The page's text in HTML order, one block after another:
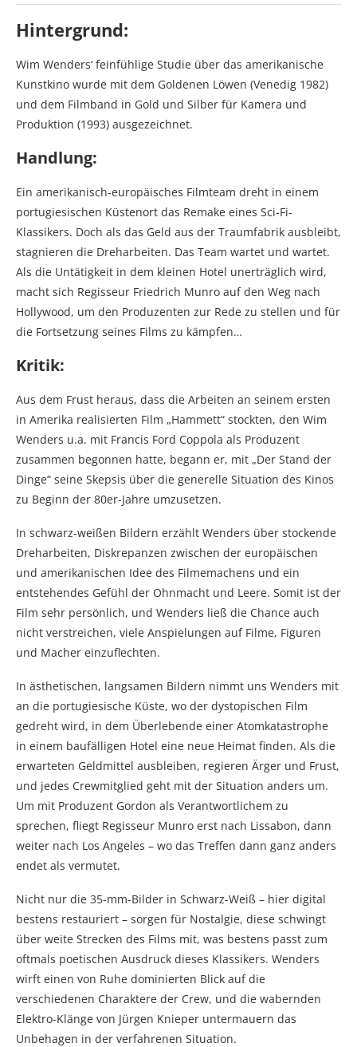
Hintergrund:
Wim Wenders‘ feinfühlige Studie über das amerikanische
Kunstkino wurde mit dem Goldenen Löwen (Venedig 1982)
und dem Filmband in Gold und Silber für Kamera und
Produktion (1993) ausgezeichnet.
Handlung:
Ein amerikanisch-europäisches Filmteam dreht in einem
portugiesischen Küstenort das Remake eines Sci-Fi-
Klassikers. Doch als das Geld aus der Traumfabrik ausbleibt,
stagnieren die Dreharbeiten. Das Team wartet und wartet.
Als die Untätigkeit in dem kleinen Hotel unerträglich wird,
macht sich Regisseur Friedrich Munro auf den Weg nach
Hollywood, um den Produzenten zur Rede zu stellen und für
die Fortsetzung seines Films zu kämpfen…
Kritik:
Aus dem Frust heraus, dass die Arbeiten an seinem ersten
in Amerika realisierten Film „Hammett“ stockten, den Wim
Wenders u.a. mit Francis Ford Coppola als Produzent
zusammen begonnen hatte, begann er, mit „Der Stand der
Dinge“ seine Skepsis über die generelle Situation des Kinos
zu Beginn der 80er-Jahre umzusetzen.
In schwarz-weißen Bildern erzählt Wenders über stockende
Dreharbeiten, Diskrepanzen zwischen der europäischen
und amerikanischen Idee des Filmemachens und ein
entstehendes Gefühl der Ohnmacht und Leere. Somit ist der
Film sehr persönlich, und Wenders ließ die Chance auch
nicht verstreichen, viele Anspielungen auf Filme, Figuren
und Macher einzuflechten.
In ästhetischen, langsamen Bildern nimmt uns Wenders mit
an die portugiesische Küste, wo der dystopischen Film
gedreht wird, in dem Überlebende einer Atomkatastrophe
in einem baufälligen Hotel eine neue Heimat finden. Als die
erwarteten Geldmittel ausbleiben, regieren Ärger und Frust,
und jedes Crewmitglied geht mit der Situation anders um.
Um mit Produzent Gordon als Verantwortlichem zu
sprechen, fliegt Regisseur Munro erst nach Lissabon, dann
weiter nach Los Angeles – wo das Treffen dann ganz anders
endet als vermutet.
Nicht nur die 35-mm-Bilder in Schwarz-Weiß – hier digital
bestens restauriert – sorgen für Nostalgie, diese schwingt
über weite Strecken des Films mit, was bestens passt zum
oftmals poetischen Ausdruck dieses Klassikers. Wenders
wirft einen von Ruhe dominierten Blick auf die
verschiedenen Charaktere der Crew, und die wabernden
Elektro-Klänge von Jürgen Knieper untermauern das
Unbehagen in der verfahrenen Situation.